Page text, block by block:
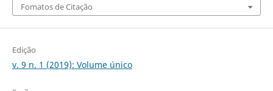
Fomatos de Citação
Edição
v. 9 n. 1 (2019): Volume único